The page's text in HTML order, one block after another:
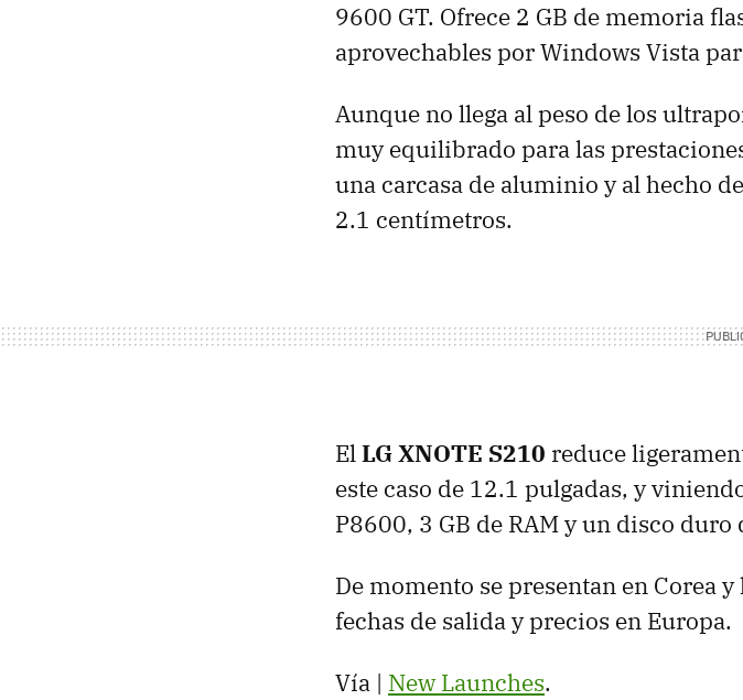
9600 GT. Ofrece 2 GB de memoria
aprovechables por Windows Vista
Aunque no llega al peso de los
muy equilibrado para las
una carcasa de aluminio y al hecho
2.1 centímetros.
ElLGXNOTE S210 reduce
este caso de 12.1 pulgadas, y
P8600, 3 GB de RAMy un disco duro
De momento se presentan en Corea
fechas de salida y precios en Europa.
Vía | New Launches.